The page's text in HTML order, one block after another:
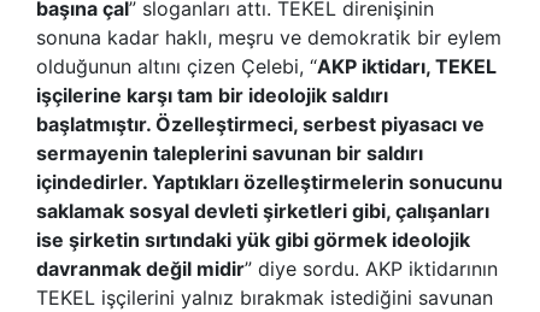
başına çal” sloganları attı. TEKEL direnişinin
sonuna kadar haklı, meşru ve demokratik bir eylem
olduğunun altını çizen Çelebi, “AKP iktidarı, TEKEL
işçilerine karşı tam bir ideolojik saldırı
başlatmıştır. Özelleştirmeci, serbest piyasacı ve
sermayenin taleplerini savunan bir saldırı
içindedirler. Yaptıkları özelleştirmelerin sonucunu
saklamak sosyal devleti şirketleri gibi, çalışanları
ise şirketin sırtındaki yük gibi görmek ideolojik
davranmak değil midir” diye sordu. AKP iktidarının
TEKEL işçilerini yalnız bırakmak istediğini savunan